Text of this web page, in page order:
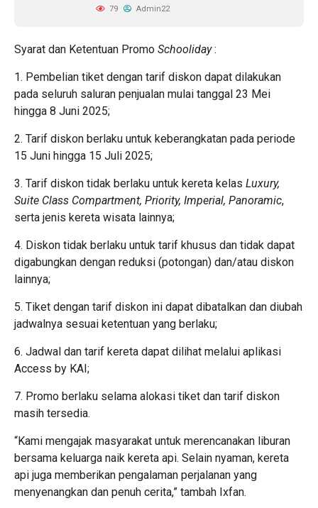
79 Admin22
Syarat dan Ketentuan Promo Schooliday:
1. Pembelian tiket dengan tarif diskon dapat dilakukan
pada seluruh saluran penjualan mulai tanggal 23 Mei
hingga 8 Juni 2025;
2. Tarif diskon berlaku untuk keberangkatan pada periode
15 Juni hingga 15 Juli 2025;
3. Tarif diskon tidak berlaku untuk kereta kelas Luxury,
Suite Class Compartment, Priority, Imperial, Panoramic,
serta jenis kereta wisata lainnya;
4. Diskon tidak berlaku untuk tarif khusus dan tidak dapat
digabungkan dengan reduksi (potongan) dan/atau diskon
lainnya;
5. Tiket dengan tarif diskon ini dapat dibatalkan dan diubah
jadwalnya sesuai ketentuan yang berlaku;
6. Jadwal dan tarif kereta dapat dilihat melalui aplikasi
Access by KAI;
7. Promo berlaku selama alokasi tiket dan tarif diskon
masih tersedia.
“Kami mengajak masyarakat untuk merencanakan liburan
bersama keluarga naik kereta api. Selain nyaman, kereta
api juga memberikan pengalaman perjalanan yang
menyenangkan dan penuh cerita,” tambah Ixfan.